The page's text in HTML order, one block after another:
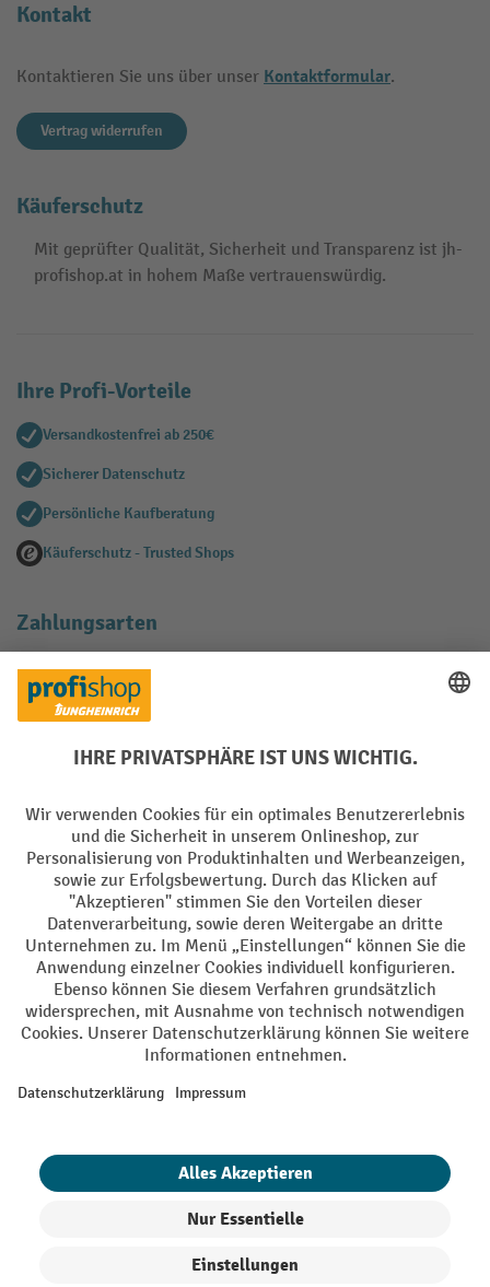
Kontakt
Kontaktieren Sie uns über unser Kontaktformular.
Vertrag widerrufen
Käuferschutz
Mit geprüfter Qualität, Sicherheit und Transparenz ist jh-
profishop.at in hohem Maße vertrauenswürdig.
Ihre Profi-Vorteile
Versandkostenfrei ab 250€
Sicherer Datenschutz
Persönliche Kaufberatung
Käuferschutz - Trusted Shops
Zahlungsarten
Creditcard (Master)
Facebook
YouTube
LinkedIn
Instagram
AGB Impressum Datenschutz
Barrierefreiheit Privacy Settings
Alle Preise exkl. gesetzl. Mehrwertsteuer zzgl.Versandkosten und ggf.
Nachnahmegebühren, wenn nicht anders angegeben.
¹ Der Rabatt gilt so lange der Vorrat reicht. Der Rabatt gilt nicht auf
Erstregistrierung für den Newsletter gewährt. Der Gutschein ist 10
Tage gültig und kann ab einem Netto-Bestellwert von 250,- € online
eingelöst werden. Die Höhe des Rabatts variiert je nach
Arbeitsschutz | 5% auf Werkstatt, Betrieb, Transport, Stapeln und